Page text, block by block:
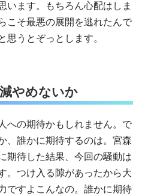
います。もちろん心配はしま
こそ最悪の展開を逃れたんで
思うとぞっとします。
やめないか
への期待かもしれません。で
、誰かに期待するのは。宮森
期待した結果、今回の騒動は
。つけ入る隙があったから大
ですよこんなの。誰かに期待